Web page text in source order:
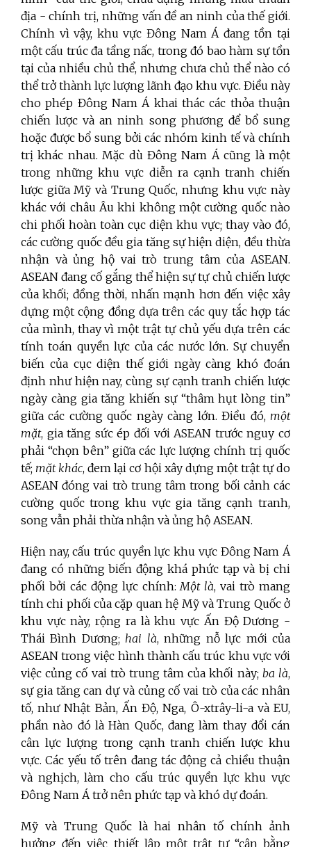
địa - chính trị, những vấn đề an ninh của thế giới.
Chính vì vậy, khu vực Đông Nam Á đang tồn tại
một cấu trúc đa tầng nấc, trong đó bao hàm sự tồn
tại của nhiều chủ thể, nhưng chưa chủ thể nào có
thể trở thành lực lượng lãnh đạo khu vực. Điều này
cho phép Đông Nam Á khai thác các thỏa thuận
chiến lược và an ninh song phương để bổ sung
hoặc được bổ sung bởi các nhóm kinh tế và chính
trị khác nhau. Mặc dù Đông Nam Á cũng là một
trong những khu vực diễn ra cạnh tranh chiến
lược giữa Mỹ và Trung Quốc, nhưng khu vực này
khác với châu Âu khi không một cường quốc nào
chi phối hoàn toàn cục diện khu vực; thay vào đó,
các cường quốc đều gia tăng sự hiện diện, đều thừa
nhận và ủng hộ vai trò trung tâm của ASEAN.
ASEAN đang cố gắng thể hiện sự tự chủ chiến lược
của khối; đồng thời, nhấn mạnh hơn đến việc xây
dựng một cộng đồng dựa trên các quy tắc hợp tác
của mình, thay vì một trật tự chủ yếu dựa trên các
tính toán quyền lực của các nước lớn. Sự chuyển
biến của cục diện thế giới ngày càng khó đoán
định như hiện nay, cùng sự cạnh tranh chiến lược
ngày càng gia tăng khiến sự “thâm hụt lòng tin”
giữa các cường quốc ngày càng lớn. Điều đó, một
mặt, gia tăng sức ép đối với ASEAN trước nguy cơ
phải “chọn bên” giữa các lực lượng chính trị quốc
tế; mặt khác, đem lại cơ hội xây dựng một trật tự do
ASEAN đóng vai trò trung tâm trong bối cảnh các
cường quốc trong khu vực gia tăng cạnh tranh,
song vẫn phải thừa nhận và ủng hộ ASEAN.
Hiện nay, cấu trúc quyền lực khu vực Đông Nam Á
đang có những biến động khá phức tạp và bị chi
phối bởi các động lực chính:Một là, vai trò mang
tính chi phối của cặp quan hệ Mỹ và Trung Quốc ở
khu vực này, rộng ra là khu vực Ấn Độ Dương -
Thái Bình Dương; hai là, những nỗ lực mới của
ASEAN trong việc hình thành cấu trúc khu vực với
việc củng cố vai trò trung tâm của khối này; ba là,
sự gia tăng can dự và củng cố vai trò của các nhân
tố, như Nhật Bản, Ấn Độ, Nga, Ô-xtrây-li-a và EU,
phần nào đó là Hàn Quốc, đang làm thay đổi cán
cân lực lượng trong cạnh tranh chiến lược khu
vực. Các yếu tố trên đang tác động cả chiều thuận
và nghịch, làm cho cấu trúc quyền lực khu vực
Đông Nam Á trở nên phức tạp và khó dự đoán.
Mỹ và Trung Quốc là hai nhân tố chính ảnh
hưởng đến việc thiết lập một trật tự “cân bằng